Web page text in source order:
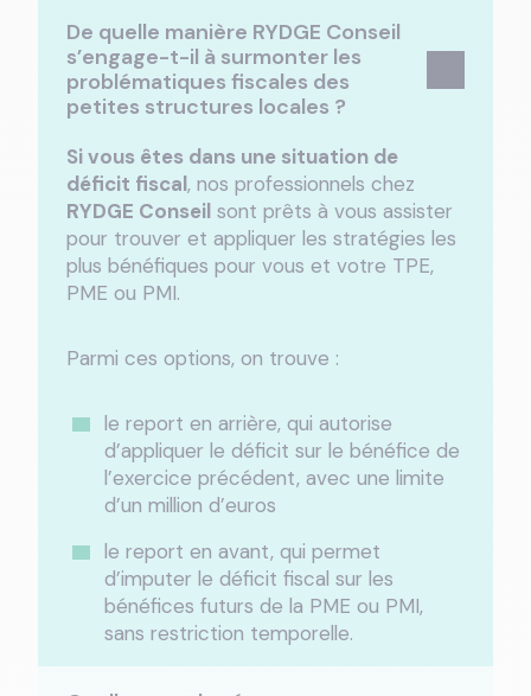
De quelle manière RYDGE Conseil
s’engage-t-il à surmonter les
problématiques fiscales des
petites structures locales ?
Si vous êtes dans une situation de
déficit fiscal, nos professionnels chez
RYDGE Conseil sont prêts à vous assister
pour trouver et appliquer les stratégies les
plus bénéfiques pour vous et votre TPE,
PME ou PMI.
Parmi ces options, on trouve :
le report en arrière, qui autorise
d’appliquer le déficit sur le bénéfice de
l’exercice précédent, avec une limite
d’un million d’euros
le report en avant, qui permet
d’imputer le déficit fiscal sur les
bénéfices futurs de la PME ou PMI,
sans restriction temporelle.